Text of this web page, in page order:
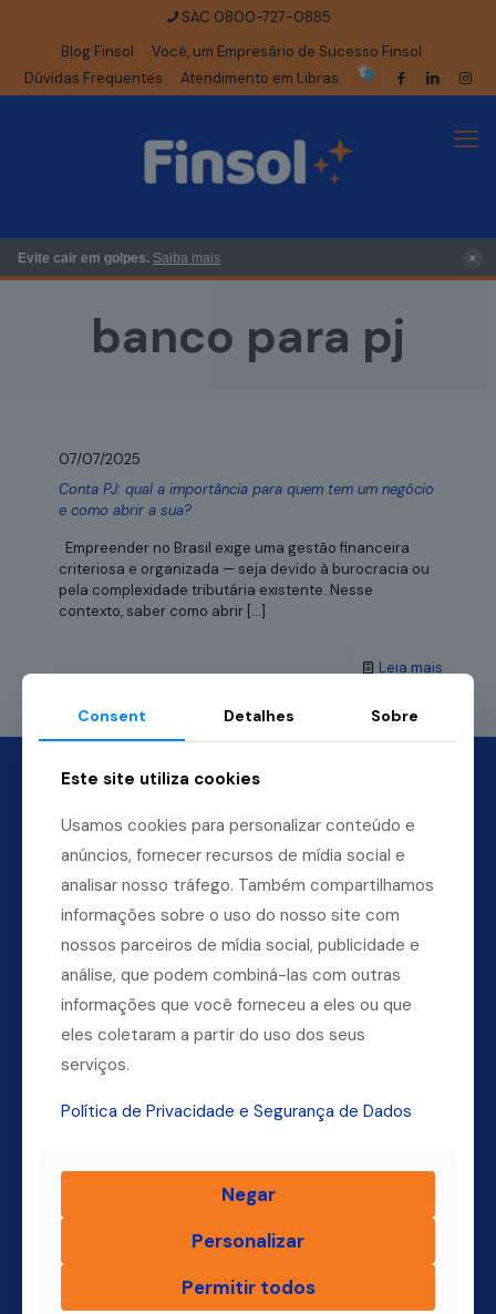
SAC 0800-727-0885
Blog Finsol
Você, um Empresário de Sucesso Finsol
Dúvidas Frequentes
Atendimento em Libras
Evite cair em golpes. Saiba mais ×
banco para pj
07/07/2025
Conta PJ: qual a importância para quem tem um negócio
e como abrir a sua?
Empreender no Brasil exige uma gestão financeira
criteriosa e organizada — seja devido à burocracia ou
pela complexidade tributária existente. Nesse
contexto, saber como abrir […]
Leia mais
Dúvidas? Ligue para a nossa central.
(11) 4004-3500
Home
Produtos
Blog Finsol
Consent Detalhes Sobre
Este site utiliza cookies
Usamos cookies para personalizar conteúdo e
anúncios, fornecer recursos de mídia social e
analisar nosso tráfego. Também compartilhamos
informações sobre o uso do nosso site com
nossos parceiros de mídia social, publicidade e
análise, que podem combiná-las com outras
informações que você forneceu a eles ou que
eles coletaram a partir do uso dos seus
serviços.
Política de Privacidade e Segurança de Dados
Negar
Personalizar
Permitir todos